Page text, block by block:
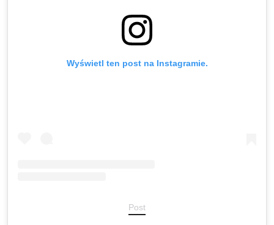
Wyświetl ten post na Instagramie.
Post